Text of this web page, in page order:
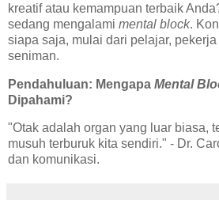
kreatif atau kemampuan terbaik
sedang mengalami mental block.
siapa saja, mulai dari pelajar,
seniman.
Pendahuluan: Mengapa Mental
Dipahami?
"Otak adalah organ yang luar biasa,
musuh terburuk kita sendiri." - Dr.
dan komunikasi.